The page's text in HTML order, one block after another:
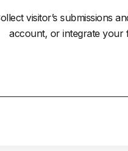
visitor’s submissions
account, or integrate your